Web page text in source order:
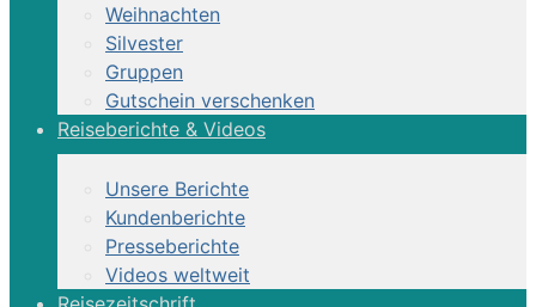
Weihnachten
Silvester
Gruppen
Gutschein verschenken
Reiseberichte & Videos
Unsere Berichte
Kundenberichte
Presseberichte
Videos weltweit